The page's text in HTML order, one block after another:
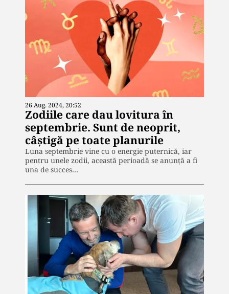
26 Aug. 2024, 20:52
Zodiile care dau lovitura în
septembrie. Sunt de neoprit,
câștigă pe toate planurile
Luna septembrie vine cu o energie puternică, iar
pentru unele zodii, această perioadă se anunță a fi
una de succes…